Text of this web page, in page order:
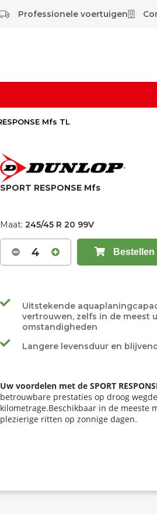
Professionele voertuigen
Mfs TL
SPORT RESPONSE Mfs
Maat:245/45 R 20 99V
4 Bestellen
Uitstekende
vertrouwen, zelfs in de meest
omstandigheden
Langere levensduur en
Uw voordelen met de SPORT
betrouwbare prestaties op droog
kilometrage.Beschikbaar in de meeste
plezierige ritten op zonnige dagen.